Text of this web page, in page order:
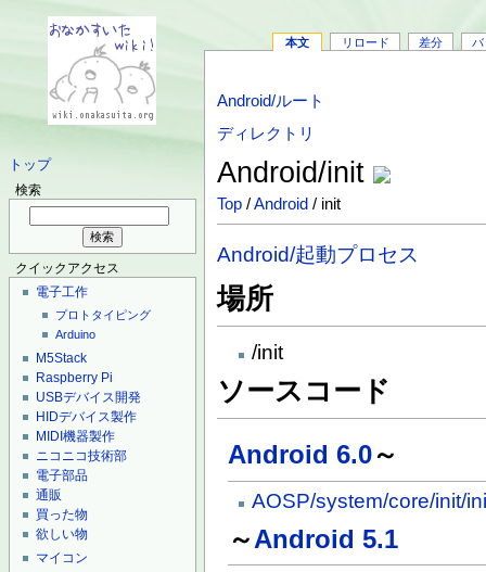
トップ
検索
クイックアクセス
電子工作
プロトタイピング
Arduino
M5Stack
Raspberry Pi
USBデバイス開発
HIDデバイス製作
MIDI機器製作
ニコニコ技術部
電子部品
通販
買った物
欲しい物
マイコン
本文 リロード 差分 バ
Android/ルート
ディレクトリ
Android/init
Top /Android / init
Android/起動プロセス
場所
/init
ソースコード
Android 6.0～
AOSP/system/core/init/
～Android 5.1